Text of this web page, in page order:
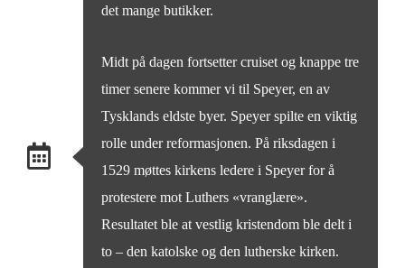
det mange butikker.
Midt på dagen fortsetter cruiset og knappe tre
timer senere kommer vi til Speyer, en av
Tysklands eldste byer. Speyer spilte en viktig
rolle under reformasjonen. På riksdagen i
1529 møttes kirkens ledere i Speyer for å
protestere mot Luthers «vranglære».
Resultatet ble at vestlig kristendom ble delt i
to – den katolske og den lutherske kirken.